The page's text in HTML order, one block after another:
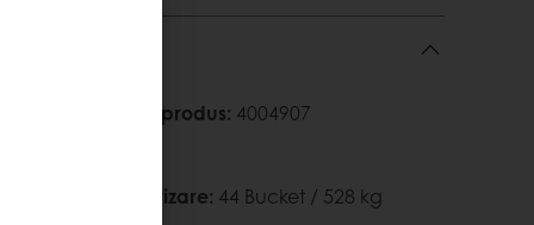
Nutty
Cod produs: 4004907
Paletizare: 44 Bucket / 528 kg